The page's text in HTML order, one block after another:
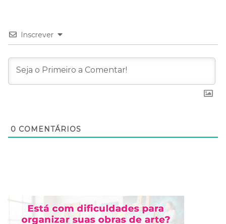
Inscrever
0 COMENTÁRIOS